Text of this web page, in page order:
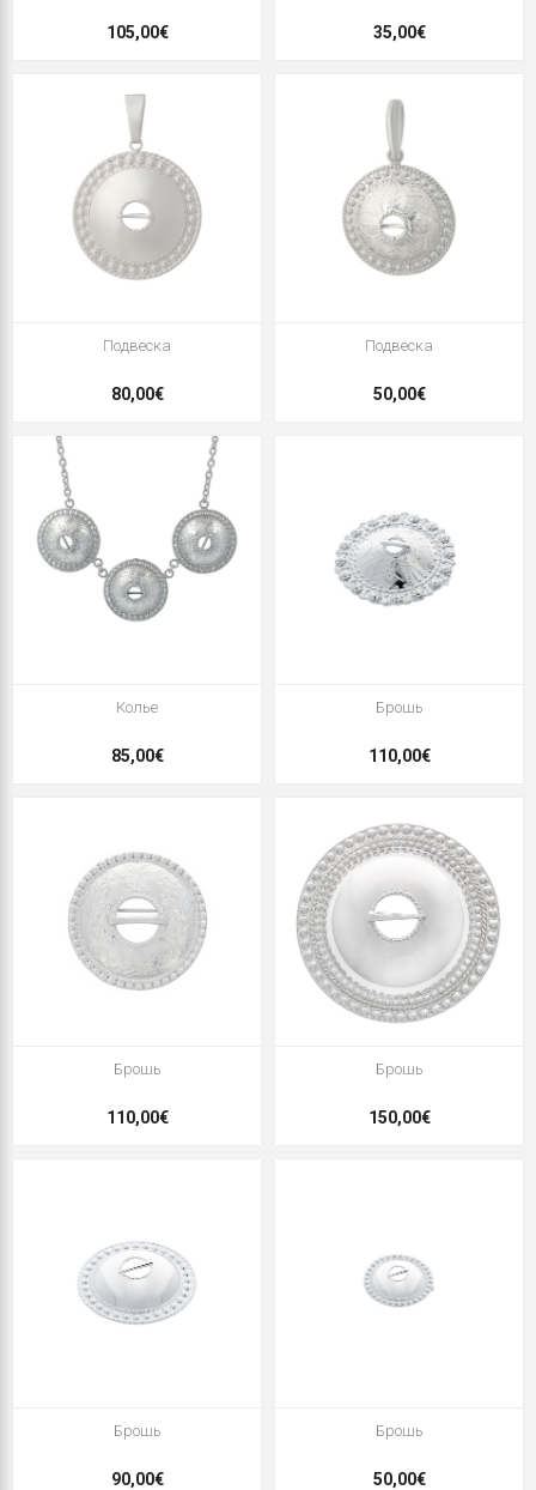
105,00€ 35,00€
Подвеска
80,00€
Подвеска
50,00€
Колье
85,00€
Брошь
110,00€
Брошь
110,00€
Брошь
150,00€
Брошь
90,00€
Брошь
50,00€